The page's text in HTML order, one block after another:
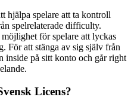
hjälpa spelare att ta kontroll
spelrelaterade difficulty.
för spelare att lyckas
För att stänga av sig själv från
inside på sitt konto och går right
Licens?